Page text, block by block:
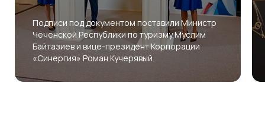
Подписи под документом поставили Министр
Чеченской Республики по туризму Муслим
Байтазиев и вице-президент Корпорации
«Синергия» Роман Кучерявый.